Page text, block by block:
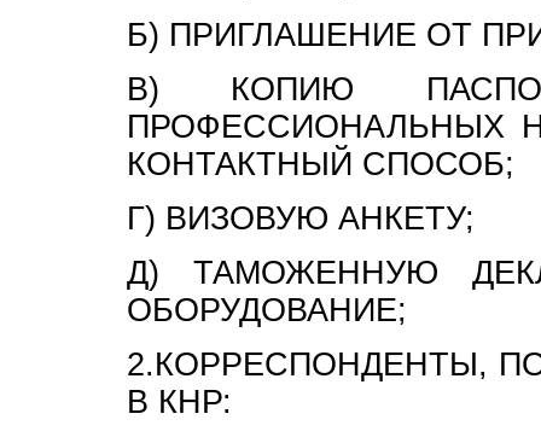
Б) ПРИГЛАШЕНИЕ ОТ
В) КОПИЮ
ПРОФЕССИОНАЛЬНЫХ
КОНТАКТНЫЙ СПОСОБ;
Г) ВИЗОВУЮ АНКЕТУ;
Д) ТАМОЖЕННУЮ
ОБОРУДОВАНИЕ;
2.КОРРЕСПОНДЕНТЫ,
В КНР: